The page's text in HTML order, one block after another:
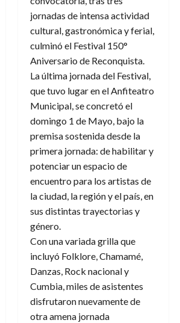
jornadas de intensa actividad
cultural, gastronómica y ferial,
culminó el Festival 150°
Aniversario de Reconquista.
La última jornada del Festival,
que tuvo lugar en el Anfiteatro
Municipal, se concretó el
domingo 1 de Mayo, bajo la
premisa sostenida desde la
primera jornada: de habilitar y
potenciar un espacio de
encuentro para los artistas de
la ciudad, la región y el país, en
sus distintas trayectorias y
género.
Con una variada grilla que
incluyó Folklore, Chamamé,
Danzas, Rock nacional y
Cumbia, miles de asistentes
disfrutaron nuevamente de
otra amena jornada